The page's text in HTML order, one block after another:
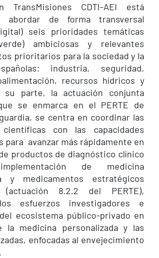
TransMisiones CDTI-AEI está
abordar de forma transversal
seis prioridades temáticas
ambiciosas y relevantes
prioritarios para la sociedad y la
industria, seguridad,
recursos hídricos y
su parte, la actuación conjunta
se enmarca en el PERTE de
se centra en coordinar las
científicas con las capacidades
para avanzar más rápidamente en
productos de diagnóstico clínico
de medicina
y medicamentos estratégicos
(actuación 8.2.2 del PERTE),
esfuerzos investigadores e
ecosistema público-privado en
la medicina personalizada y las
enfocadas al envejecimiento